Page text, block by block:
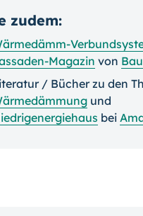
zudem:
Magazin von
/ Bücher zu den
und
bei